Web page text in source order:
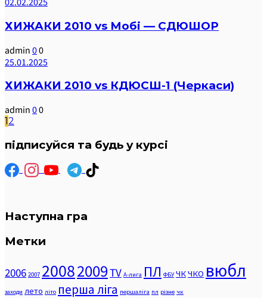
ХИЖАКИ 2010 vs Мобі — СДЮШОР
admin 00
25.01.2025
ХИЖАКИ 2010 vs КДЮСШ-1 (Черкаси)
admin 00
12
підписуйся та будь у курсі
Наступна гра
Метки
2006 2007 20082009TV А-лига ПЛ ФБУ ЧКЧКО вюбл
заходи лето літо перша ліга першаліга пл різне чк